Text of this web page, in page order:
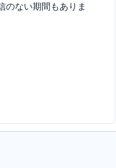
のない期間もありま